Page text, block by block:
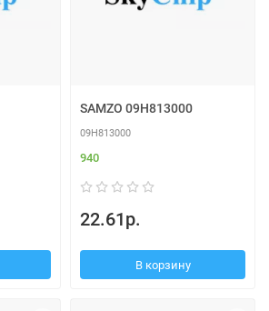
SAMZO 09H813000
09H813000
940
22.61р.
В корзину